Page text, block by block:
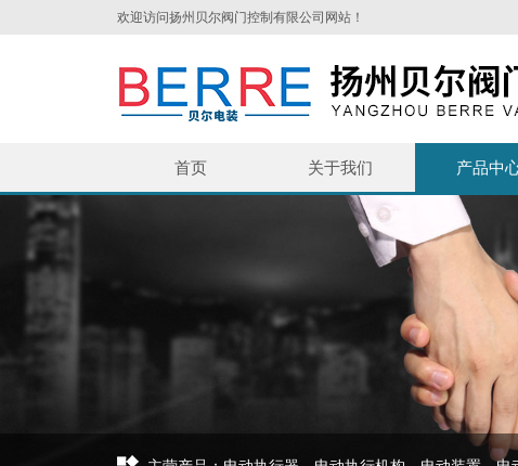
欢迎访问扬州贝尔阀门控制有限公司网站！
首页 关于我们 产品中